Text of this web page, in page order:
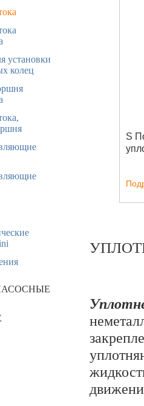
установки
колец
S